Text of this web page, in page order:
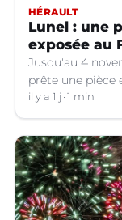
HÉRAULT
Lunel : une
exposée au
Jusqu'au 4
prête une pièce
Villeneuve-lez-
il y a 1 j 1 min